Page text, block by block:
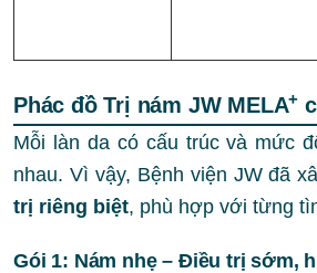
Phác đồ Trị nám JW MELA+
Mỗi làn da có cấu trúc và mức
nhau. Vì vậy, Bệnh viện JW đã
trị riêng biệt, phù hợp với từng
Gói 1: Nám nhẹ – Điều trị sớm,